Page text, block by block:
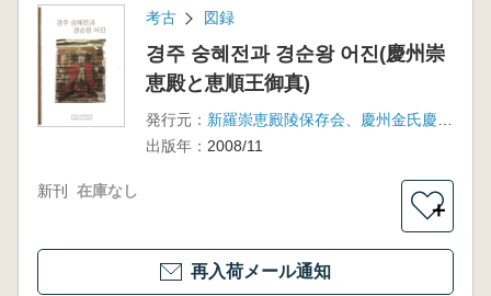
考古 図録
경주 숭혜전과 경순왕 어진(慶州崇
恵殿と恵順王御真)
発行元：
出版年： 2008/11
新刊 在庫なし
＋
再入荷メール通知